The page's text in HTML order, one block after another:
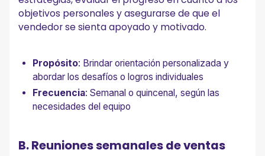
objetivos personales y asegurarse de que el
vendedor se sienta apoyado y motivado.
Propósito: Brindar orientación personalizada y
abordar los desafíos o logros individuales
Frecuencia: Semanal o quincenal, según las
necesidades del equipo
B. Reuniones semanales de ventas